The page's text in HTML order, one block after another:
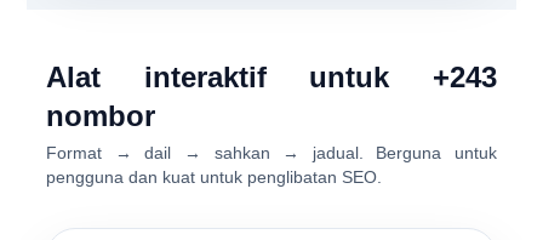
Alat interaktif untuk +243
nombor
Format → dail → sahkan → jadual. Berguna untuk
pengguna dan kuat untuk penglibatan SEO.